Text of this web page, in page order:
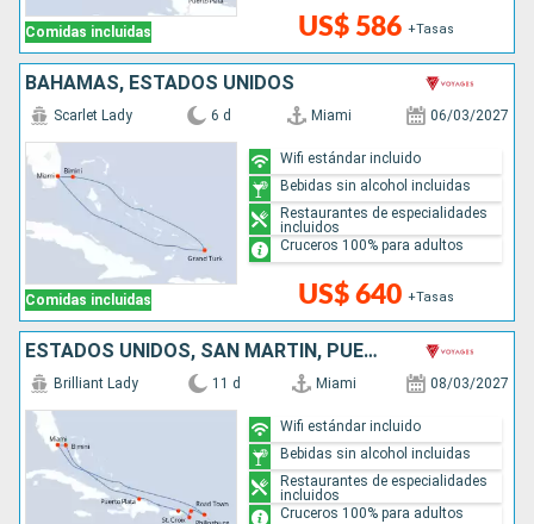
Comidas incluidas US$ 586 +Tasas
BAHAMAS, ESTADOS UNIDOS
Comidas incluidas
Scarlet Lady 6 d Miami 06/03/2027
US$ 640 +Tasas
Wifi estándar incluido
Bebidas sin alcohol incluidas
Restaurantes de especialidades
incluidos
Cruceros 100% para adultos
ESTADOS UNIDOS, SAN MARTÍN, PUERTO RICO, REPÚBLICA DOMINICANA, BAHAMAS
Brilliant Lady 11 d Miami 08/03/2027
Wifi estándar incluido
Bebidas sin alcohol incluidas
Restaurantes de especialidades
incluidos
Cruceros 100% para adultos